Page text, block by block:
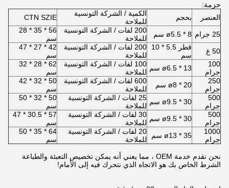
حزمة:
العنصر
بحجم
الكمية / الشركة التونسية
للملاحة
CTN SZIE
25 جرام ø5.5 * 8 سم
200 لفات / الشركة التونسية
للملاحة
56 * 35 * 28
سم
50 غ
قطر 5.5 * 10
سم
200 لفات / الشركة التونسية
للملاحة
42 * 27 * 47
سم
100
جرام
ø6.5 * 13 سم
100 لفات / الشركة التونسية
للملاحة
62 * 28 * 32
سم
250
جرام
ø8 * 20 سم
600 لفات / الشركة التونسية
للملاحة
50 * 32 * 42
سم
500
جرام
ø9.5 * 30 سم
25 لفات / الشركة التونسية
للملاحة
50 * 32 * 50
سم
500
جرام
ø9.5 * 30 سم
30 لفات / الشركة التونسية
للملاحة
57 * 30.5 * 47
سم
1000
جرام
ø13 * 35 سم
20 لفات / الشركة التونسية
للملاحة
64 * 35 * 50
سم
نحن نقدم خدمة OEM ، مما يعني أنه يمكن تخصيص التعبئة والطباعة
الشرط الخاص بك هو الاتجاه الذي نتحرك فيه إلى الأمام!